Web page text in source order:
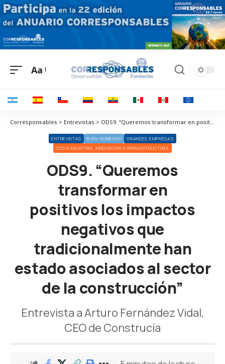
Aa
Corresponsables > Entrevistas > ODS9. “Queremos transformar en positivos los impactos negativos que tradicionalmente han estado asociados al sector de la construcción”
ENTREVISTAS BUEN GOBIERNO
GRANDES EMPRESAS
ODS 9 INDUSTRIA, INNOVACIÓN E INFRAESTRUCTURA
ODS9. “Queremos
transformar en
positivos los impactos
negativos que
tradicionalmente han
estado asociados al sector
de la construcción”
Entrevista a Arturo Fernández Vidal,
CEO de Construcía